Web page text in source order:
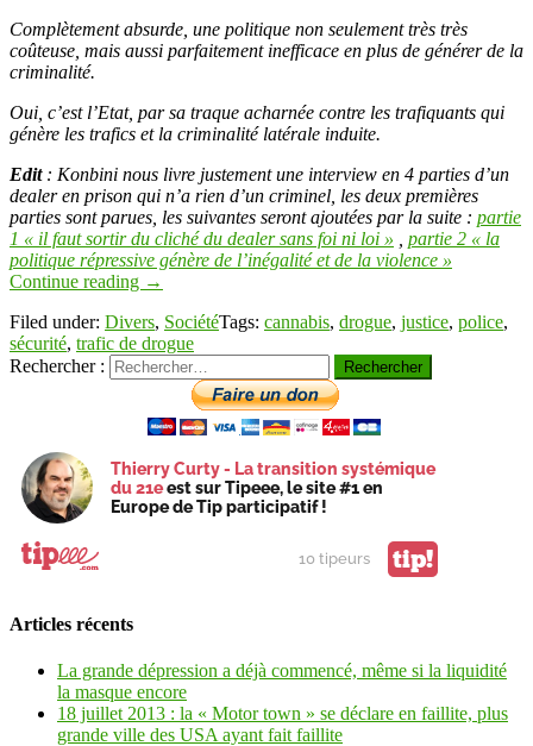
Complètement absurde, une politique non seulement très très
coûteuse, mais aussi parfaitement inefficace en plus de générer de la
criminalité.
Oui, c’est l’Etat, par sa traque acharnée contre les trafiquants qui
génère les trafics et la criminalité latérale induite.
Edit: Konbini nous livre justement une interview en 4 parties d’un
dealer en prison qui n’a rien d’un criminel, les deux premières
parties sont parues, les suivantes seront ajoutées par la suite : partie
1 « il faut sortir du cliché du dealer sans foi ni loi »
partie 2 « la
politique répressive génère de l’inégalité et de la violence »
Continue reading →
Filed under: Divers, SociétéTags: cannabis, drogue, justice, police,
sécurité, trafic de drogue
Rechercher :
Thierry Curty - La transition systémique
du 21eest sur Tipeee, le site #1 en
Europe de Tip participatif !
10 tipeurs tip!
Articles récents
La grande dépression a déjà commencé, même si la liquidité
la masque encore
18 juillet 2013 : la « Motor town » se déclare en faillite, plus
grande ville des USA ayant fait faillite